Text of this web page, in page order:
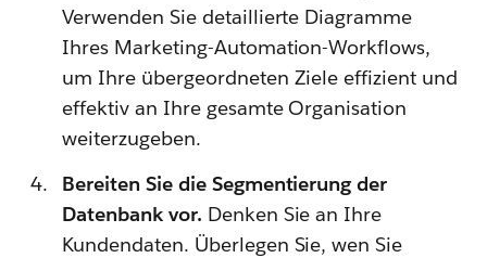
Verwenden Sie detaillierte Diagramme
Ihres Marketing-Automation-Workflows,
um Ihre übergeordneten Ziele effizient und
effektiv an Ihre gesamte Organisation
weiterzugeben.
Bereiten Sie die Segmentierung der
Datenbank vor. Denken Sie an Ihre
Kundendaten. Überlegen Sie, wen Sie